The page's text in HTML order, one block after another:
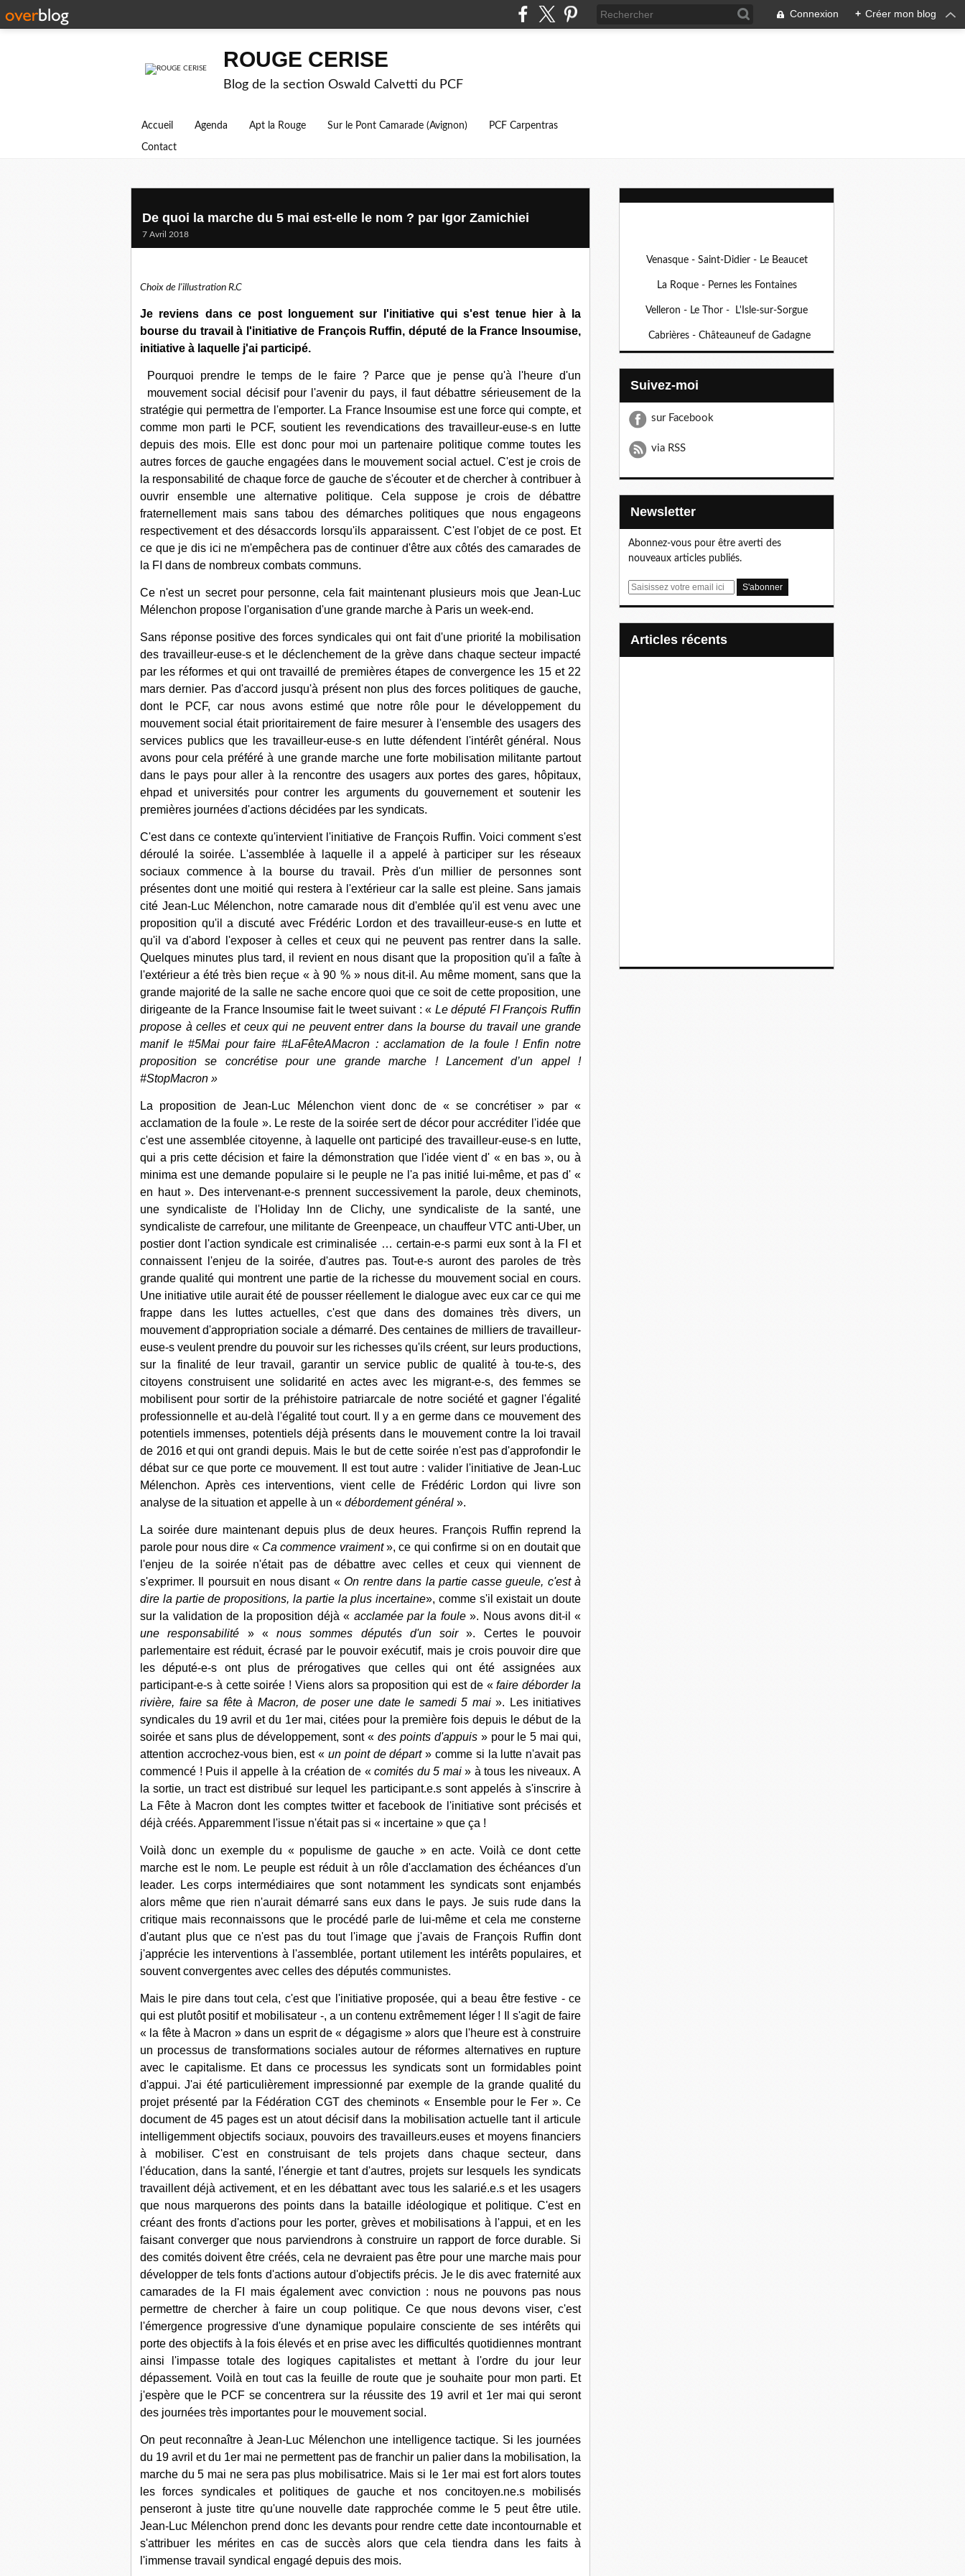
Connexion + Créer mon blog
ROUGE CERISE
Blog de la section Oswald Calvetti du PCF
Accueil Agenda Apt la Rouge Sur le Pont Camarade (Avignon) PCF Carpentras
Contact
De quoi la marche du 5 mai est-elle le nom ? par Igor Zamichiei
7 Avril 2018
Choix de l'illustration R.C
Je reviens dans ce post longuement sur l'initiative qui s'est tenue hier à la
bourse du travail à l'initiative de François Ruffin, député de la France Insoumise,
initiative à laquelle j'ai participé.
Pourquoi prendre le temps de le faire ? Parce que je pense qu'à l'heure d'un
mouvement social décisif pour l'avenir du pays, il faut débattre sérieusement de la
stratégie qui permettra de l'emporter. La France Insoumise est une force qui compte, et
comme mon parti le PCF, soutient les revendications des travailleur-euse-s en lutte
depuis des mois. Elle est donc pour moi un partenaire politique comme toutes les
autres forces de gauche engagées dans le mouvement social actuel. C'est je crois de
la responsabilité de chaque force de gauche de s'écouter et de chercher à contribuer à
ouvrir ensemble une alternative politique. Cela suppose je crois de débattre
fraternellement mais sans tabou des démarches politiques que nous engageons
respectivement et des désaccords lorsqu'ils apparaissent. C'est l'objet de ce post. Et
ce que je dis ici ne m'empêchera pas de continuer d'être aux côtés des camarades de
la FI dans de nombreux combats communs.
Ce n'est un secret pour personne, cela fait maintenant plusieurs mois que Jean-Luc
Mélenchon propose l'organisation d'une grande marche à Paris un week-end.
Sans réponse positive des forces syndicales qui ont fait d'une priorité la mobilisation
des travailleur-euse-s et le déclenchement de la grève dans chaque secteur impacté
par les réformes et qui ont travaillé de premières étapes de convergence les 15 et 22
mars dernier. Pas d'accord jusqu'à présent non plus des forces politiques de gauche,
dont le PCF, car nous avons estimé que notre rôle pour le développement du
mouvement social était prioritairement de faire mesurer à l'ensemble des usagers des
services publics que les travailleur-euse-s en lutte défendent l'intérêt général. Nous
avons pour cela préféré à une grande marche une forte mobilisation militante partout
dans le pays pour aller à la rencontre des usagers aux portes des gares, hôpitaux,
ehpad et universités pour contrer les arguments du gouvernement et soutenir les
premières journées d'actions décidées par les syndicats.
C'est dans ce contexte qu'intervient l'initiative de François Ruffin. Voici comment s'est
déroulé la soirée. L'assemblée à laquelle il a appelé à participer sur les réseaux
sociaux commence à la bourse du travail. Près d'un millier de personnes sont
présentes dont une moitié qui restera à l'extérieur car la salle est pleine. Sans jamais
cité Jean-Luc Mélenchon, notre camarade nous dit d'emblée qu'il est venu avec une
proposition qu'il a discuté avec Frédéric Lordon et des travailleur-euse-s en lutte et
qu'il va d'abord l'exposer à celles et ceux qui ne peuvent pas rentrer dans la salle.
Quelques minutes plus tard, il revient en nous disant que la proposition qu'il a faîte à
l'extérieur a été très bien reçue « à 90 % » nous dit-il. Au même moment, sans que la
grande majorité de la salle ne sache encore quoi que ce soit de cette proposition, une
dirigeante de la France Insoumise fait le tweet suivant : « Le député FI François Ruffin
propose à celles et ceux qui ne peuvent entrer dans la bourse du travail une grande
manif le#5Mai pour faire#LaFêteAMacron : acclamation de la foule ! Enfin notre
proposition se concrétise pour une grande marche ! Lancement d’un appel !
#StopMacron »
La proposition de Jean-Luc Mélenchon vient donc de « se concrétiser » par «
acclamation de la foule ». Le reste de la soirée sert de décor pour accréditer l'idée que
c'est une assemblée citoyenne, à laquelle ont participé des travailleur-euse-s en lutte,
qui a pris cette décision et faire la démonstration que l'idée vient d' « en bas », ou à
minima est une demande populaire si le peuple ne l'a pas initié lui-même, et pas d' «
en haut ». Des intervenant-e-s prennent successivement la parole, deux cheminots,
une syndicaliste de l'Holiday Inn de Clichy, une syndicaliste de la santé, une
syndicaliste de carrefour, une militante de Greenpeace, un chauffeur VTC anti-Uber, un
postier dont l'action syndicale est criminalisée … certain-e-s parmi eux sont à la FI et
connaissent l'enjeu de la soirée, d'autres pas. Tout-e-s auront des paroles de très
grande qualité qui montrent une partie de la richesse du mouvement social en cours.
Une initiative utile aurait été de pousser réellement le dialogue avec eux car ce qui me
frappe dans les luttes actuelles, c'est que dans des domaines très divers, un
mouvement d'appropriation sociale a démarré. Des centaines de milliers de travailleur-
euse-s veulent prendre du pouvoir sur les richesses qu'ils créent, sur leurs productions,
sur la finalité de leur travail, garantir un service public de qualité à tou-te-s, des
citoyens construisent une solidarité en actes avec les migrant-e-s, des femmes se
mobilisent pour sortir de la préhistoire patriarcale de notre société et gagner l'égalité
professionnelle et au-delà l'égalité tout court. Il y a en germe dans ce mouvement des
potentiels immenses, potentiels déjà présents dans le mouvement contre la loi travail
de 2016 et qui ont grandi depuis. Mais le but de cette soirée n'est pas d'approfondir le
débat sur ce que porte ce mouvement. Il est tout autre : valider l'initiative de Jean-Luc
Mélenchon. Après ces interventions, vient celle de Frédéric Lordon qui livre son
analyse de la situation et appelle à un « débordement général ».
La soirée dure maintenant depuis plus de deux heures. François Ruffin reprend la
parole pour nous dire «Ca commence vraiment», ce qui confirme si on en doutait que
l'enjeu de la soirée n'était pas de débattre avec celles et ceux qui viennent de
s'exprimer. Il poursuit en nous disant «On rentre dans la partie casse gueule, c'est à
dire la partie de propositions, la partie la plus incertaine», comme s'il existait un doute
sur la validation de la proposition déjà « acclamée par la foule». Nous avons dit-il «
une responsabilité » « nous sommes députés d'un soir». Certes le pouvoir
parlementaire est réduit, écrasé par le pouvoir exécutif, mais je crois pouvoir dire que
les député-e-s ont plus de prérogatives que celles qui ont été assignées aux
participant-e-s à cette soirée ! Viens alors sa proposition qui est de «faire déborder la
rivière, faire sa fête à Macron, de poser une date le samedi 5 mai ». Les initiatives
syndicales du 19 avril et du 1er mai, citées pour la première fois depuis le début de la
soirée et sans plus de développement, sont « des points d'appuis» pour le 5 mai qui,
attention accrochez-vous bien, est « un point de départ» comme si la lutte n'avait pas
commencé ! Puis il appelle à la création de «comités du 5 mai» à tous les niveaux. A
la sortie, un tract est distribué sur lequel les participant.e.s sont appelés à s'inscrire à
La Fête à Macron dont les comptes twitter et facebook de l'initiative sont précisés et
déjà créés. Apparemment l'issue n'était pas si « incertaine » que ça !
Voilà donc un exemple du « populisme de gauche » en acte. Voilà ce dont cette
marche est le nom. Le peuple est réduit à un rôle d'acclamation des échéances d'un
leader. Les corps intermédiaires que sont notamment les syndicats sont enjambés
alors même que rien n'aurait démarré sans eux dans le pays. Je suis rude dans la
critique mais reconnaissons que le procédé parle de lui-même et cela me consterne
d'autant plus que ce n'est pas du tout l'image que j'avais de François Ruffin dont
j'apprécie les interventions à l'assemblée, portant utilement les intérêts populaires, et
souvent convergentes avec celles des députés communistes.
Mais le pire dans tout cela, c'est que l'initiative proposée, qui a beau être festive - ce
qui est plutôt positif et mobilisateur -, a un contenu extrêmement léger ! Il s'agit de faire
« la fête à Macron » dans un esprit de « dégagisme » alors que l'heure est à construire
un processus de transformations sociales autour de réformes alternatives en rupture
avec le capitalisme. Et dans ce processus les syndicats sont un formidables point
d'appui. J'ai été particulièrement impressionné par exemple de la grande qualité du
projet présenté par la Fédération CGT des cheminots « Ensemble pour le Fer ». Ce
document de 45 pages est un atout décisif dans la mobilisation actuelle tant il articule
intelligemment objectifs sociaux, pouvoirs des travailleurs.euses et moyens financiers
à mobiliser. C'est en construisant de tels projets dans chaque secteur, dans
l'éducation, dans la santé, l'énergie et tant d'autres, projets sur lesquels les syndicats
travaillent déjà activement, et en les débattant avec tous les salarié.e.s et les usagers
que nous marquerons des points dans la bataille idéologique et politique. C'est en
créant des fronts d'actions pour les porter, grèves et mobilisations à l'appui, et en les
faisant converger que nous parviendrons à construire un rapport de force durable. Si
des comités doivent être créés, cela ne devraient pas être pour une marche mais pour
développer de tels fonts d'actions autour d'objectifs précis. Je le dis avec fraternité aux
camarades de la FI mais également avec conviction : nous ne pouvons pas nous
permettre de chercher à faire un coup politique. Ce que nous devons viser, c'est
l'émergence progressive d'une dynamique populaire consciente de ses intérêts qui
porte des objectifs à la fois élevés et en prise avec les difficultés quotidiennes montrant
ainsi l'impasse totale des logiques capitalistes et mettant à l'ordre du jour leur
dépassement. Voilà en tout cas la feuille de route que je souhaite pour mon parti. Et
j'espère que le PCF se concentrera sur la réussite des 19 avril et 1er mai qui seront
des journées très importantes pour le mouvement social.
On peut reconnaître à Jean-Luc Mélenchon une intelligence tactique. Si les journées
du 19 avril et du 1er mai ne permettent pas de franchir un palier dans la mobilisation, la
marche du 5 mai ne sera pas plus mobilisatrice. Mais si le 1er mai est fort alors toutes
les forces syndicales et politiques de gauche et nos concitoyen.ne.s mobilisés
penseront à juste titre qu'une nouvelle date rapprochée comme le 5 peut être utile.
Jean-Luc Mélenchon prend donc les devants pour rendre cette date incontournable et
s'attribuer les mérites en cas de succès alors que cela tiendra dans les faits à
l'immense travail syndical engagé depuis des mois.
Venasque - Saint-Didier - Le Beaucet
La Roque - Pernes les Fontaines
Velleron - Le Thor - L'Isle-sur-Sorgue
Cabrières - Châteauneuf de Gadagne
Suivez-moi
sur Facebook
via RSS
Newsletter
Abonnez-vous pour être averti des
nouveaux articles publiés.
E
articles récents